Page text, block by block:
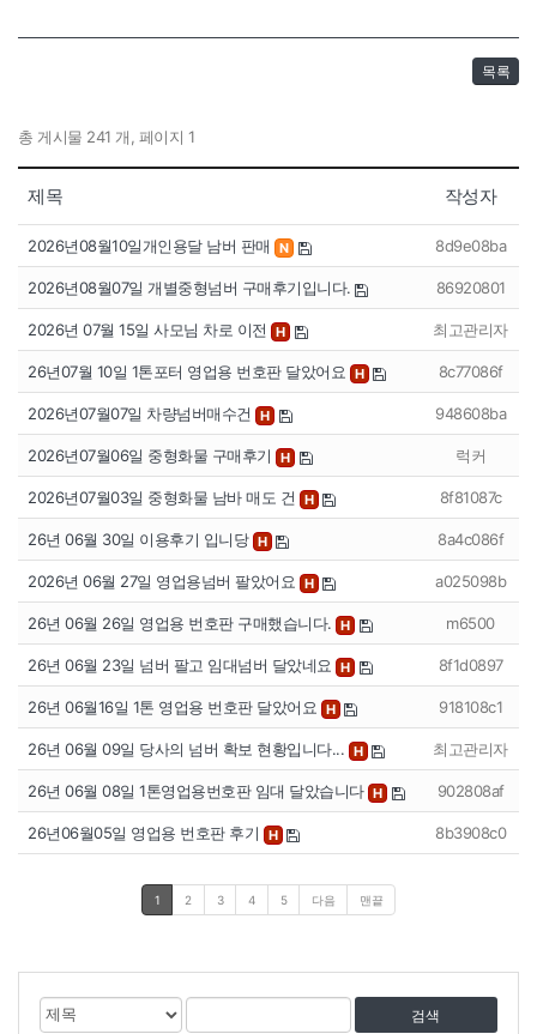
목록
총 게시물 241 개, 페이지 1
제목 작성자
2026년08월10일개인용달 남버 판매 N 8d9e08ba
2026년08월07일 개별중형넘버 구매후기입니다. 86920801
2026년 07월 15일 사모님 차로 이전 H 최고관리자
26년07월 10일 1톤포터 영업용 번호판 달았어요 H 8c77086f
2026년07월07일 차량넘버매수건 H 948608ba
2026년07월06일 중형화물 구매후기 H 럭커
2026년07월03일 중형화물 남바 매도 건 H 8f81087c
26년 06월 30일 이용후기 입니당 H 8a4c086f
2026년 06월 27일 영업용넘버 팔았어요 H a025098b
26년 06월 26일 영업용 번호판 구매했습니다. H m6500
26년 06월 23일 넘버 팔고 임대넘버 달았네요 H 8f1d0897
26년 06월16일 1톤 영업용 번호판 달았어요 H 918108c1
26년 06월 09일 당사의 넘버 확보 현황입니다... H 최고관리자
26년 06월 08일 1톤영업용번호판 임대 달았습니다 H 902808af
26년06월05일 영업용 번호판 후기 H 8b3908c0
1 2 3 4 5 다음 맨끝
게검
색
검